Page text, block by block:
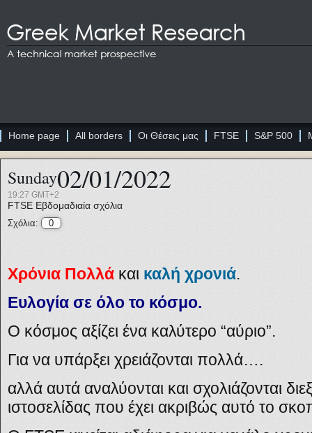
Home page All borders Οι Θέσεις μας FTSE S&P 500
Sunday02/01/2022
19:27 GMT+2
FTSE Εβδομαδιαία σχόλια
Σχόλια: 0
Χρόνια Πολλά και καλή χρονιά.
Ευλογία σε όλο το κόσμο.
Ο κόσμος αξίζει ένα καλύτερο “αύριο”.
Για να υπάρξει χρειάζονται πολλά….
αλλά αυτά αναλύονται και σχολιάζονται
ιστοσελίδας που έχει ακριβώς αυτό το